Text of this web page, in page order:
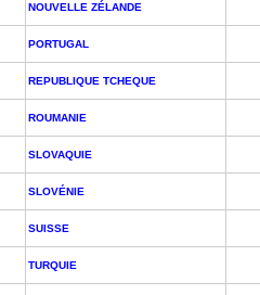
NOUVELLE ZÉLANDE
PORTUGAL
REPUBLIQUE TCHEQUE
ROUMANIE
SLOVAQUIE
SLOVÉNIE
SUISSE
TURQUIE